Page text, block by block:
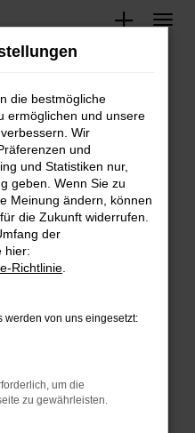
Error
dir helfen können:
und deine
zum Beispiel
wie Werbeblocker,
Seiten
die Seite in einem
die bestmögliche
ermöglichen und unsere
Wir
und
und Statistiken nur,
geben. Wenn Sie zu
Meinung ändern, können
die Zukunft widerrufen.
der
hier:
Richtlinie
werden von uns eingesetzt:
um die
zu gewährleisten.